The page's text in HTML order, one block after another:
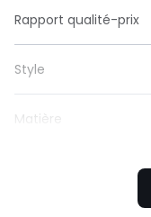
Rapport qualité-prix
Style
Matière